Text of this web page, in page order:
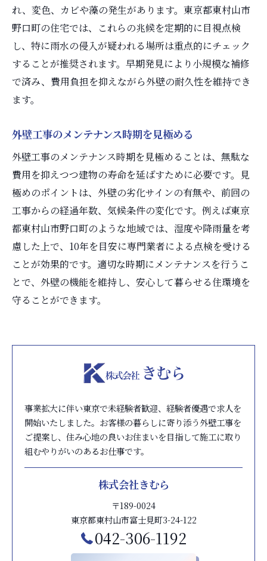
れ、変色、カビや藻の発生があります。東京都東村山市
野口町の住宅では、これらの兆候を定期的に目視点検
し、特に雨水の侵入が疑われる場所は重点的にチェック
することが推奨されます。早期発見により小規模な補修
で済み、費用負担を抑えながら外壁の耐久性を維持でき
ます。
外壁工事のメンテナンス時期を見極める
外壁工事のメンテナンス時期を見極めることは、無駄な
費用を抑えつつ建物の寿命を延ばすために必要です。見
極めのポイントは、外壁の劣化サインの有無や、前回の
工事からの経過年数、気候条件の変化です。例えば東京
都東村山市野口町のような地域では、湿度や降雨量を考
慮した上で、10年を目安に専門業者による点検を受ける
ことが効果的です。適切な時期にメンテナンスを行うこ
とで、外壁の機能を維持し、安心して暮らせる住環境を
守ることができます。
事業拡大に伴い東京で未経験者歓迎、経験者優遇で求人を
開始いたしました。お客様の暮らしに寄り添う外壁工事を
ご提案し、住み心地の良いお住まいを目指して施工に取り
組むやりがいのあるお仕事です。
株式会社きむら
〒189-0024
東京都東村山市富士見町3-24-122
042-306-1192